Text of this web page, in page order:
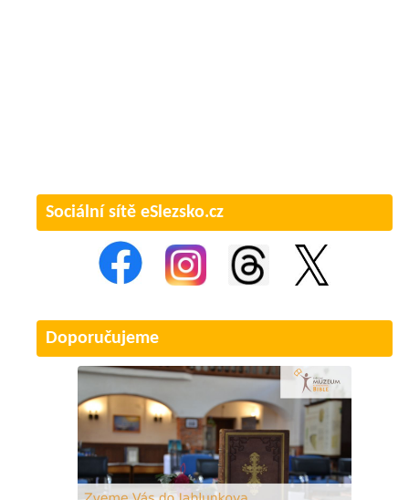
Sociální sítě eSlezsko.cz
Doporučujeme